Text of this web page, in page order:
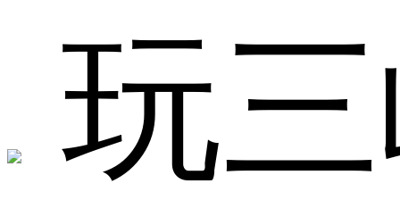
玩